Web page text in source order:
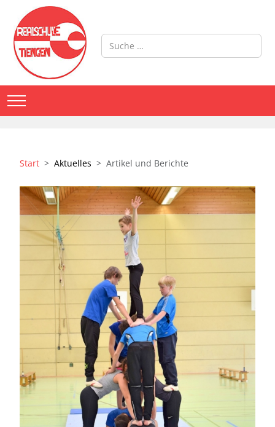
Suchen
Mobile Menu Toggle
Start Aktuelles Artikel und Berichte